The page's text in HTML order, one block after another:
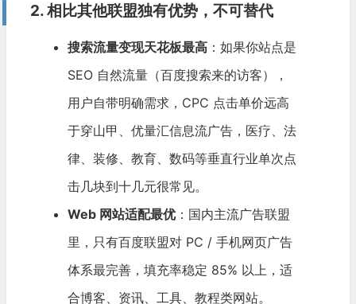
2. 相比其他联盟独有优势，不可替代
搜索流量变现天花板最高：如果你站点是
SEO 自然流量（百度搜索来的访客），
用户自带明确需求，CPC 点击单价远高
于穿山甲、优量汇信息流广告，医疗、法
律、装修、教育、数码等垂直行业单次点
击几块到十几元很常见。
Web 网站适配最优：国内主流广告联盟
里，只有百度联盟对 PC / 手机网页广告
体系最完善，填充率稳定 85% 以上，适
合博客、资讯、工具、教程类网站。